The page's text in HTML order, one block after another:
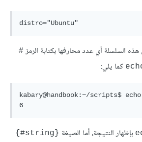
السلسلة أي عدد محارفها بكتابة الرمز #
كما يلي:
kabary@handbook:~/scripts$
بإظهار النتيجة، أما الصيغة {string#}